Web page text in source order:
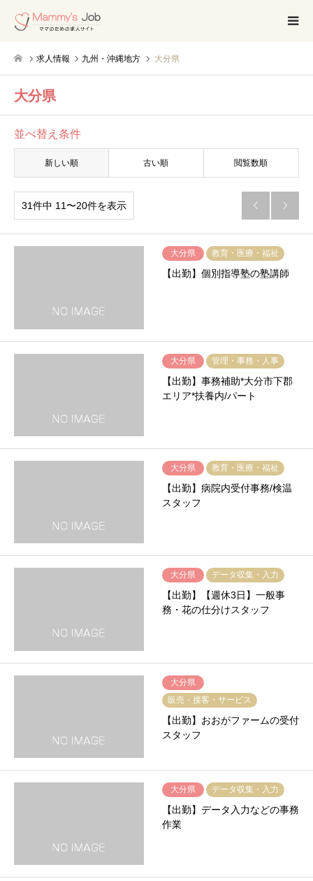
求人情報 九州・沖縄地方 大分県
大分県
並べ替え条件
新しい順 古い順 閲覧数順
31件中 11〜20件を表示  
大分県 教育・医療・福祉
【出勤】個別指導塾の塾講師
大分県 管理・事務・人事
【出勤】事務補助*大分市下郡
エリア*扶養内/パート
大分県 教育・医療・福祉
【出勤】病院内受付事務/検温
スタッフ
大分県 データ収集・入力
【出勤】【週休3日】一般事
務・花の仕分けスタッフ
大分県
販売・接客・サービス
【出勤】おおがファームの受付
スタッフ
大分県 データ収集・入力
【出勤】データ入力などの事務
作業